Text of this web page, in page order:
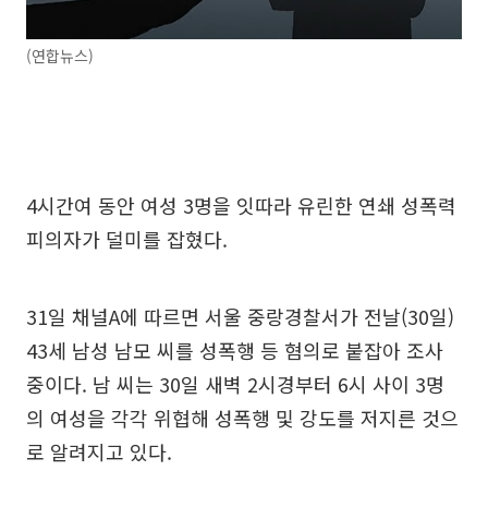
(연합뉴스)
4시간여 동안 여성 3명을 잇따라 유린한 연쇄 성폭력
피의자가 덜미를 잡혔다.
31일 채널A에 따르면 서울 중랑경찰서가 전날(30일)
43세 남성 남모 씨를 성폭행 등 혐의로 붙잡아 조사
중이다. 남 씨는 30일 새벽 2시경부터 6시 사이 3명
의 여성을 각각 위협해 성폭행 및 강도를 저지른 것으
로 알려지고 있다.